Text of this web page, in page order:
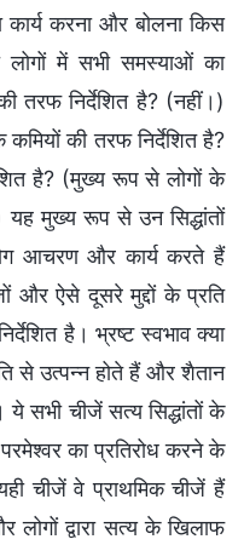
करना और बोलना किस
लोगों में सभी समस्याओं का
तरफ निर्देशित है? (नहीं।)
कमियों की तरफ निर्देशित है?
है? (मुख्य रूप से लोगों के
यह मुख्य रूप से उन सिद्धांतों
आचरण और कार्य करते हैं
और ऐसे दूसरे मुद्दों के प्रति
है। भ्रष्ट स्वभाव क्या
से उत्पन्न होते हैं और शैतान
सभी चीजें सत्य सिद्धांतों के
का प्रतिरोध करने के
चीजें वे प्राथमिक चीजें हैं
लोगों द्वारा सत्य के खिलाफ